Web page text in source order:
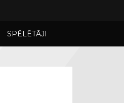
SPĒLĒTĀJI